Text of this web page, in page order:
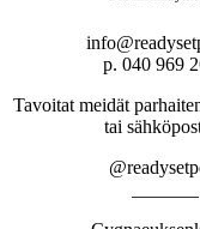
p. 040 969
Tavoitat meidät
tai